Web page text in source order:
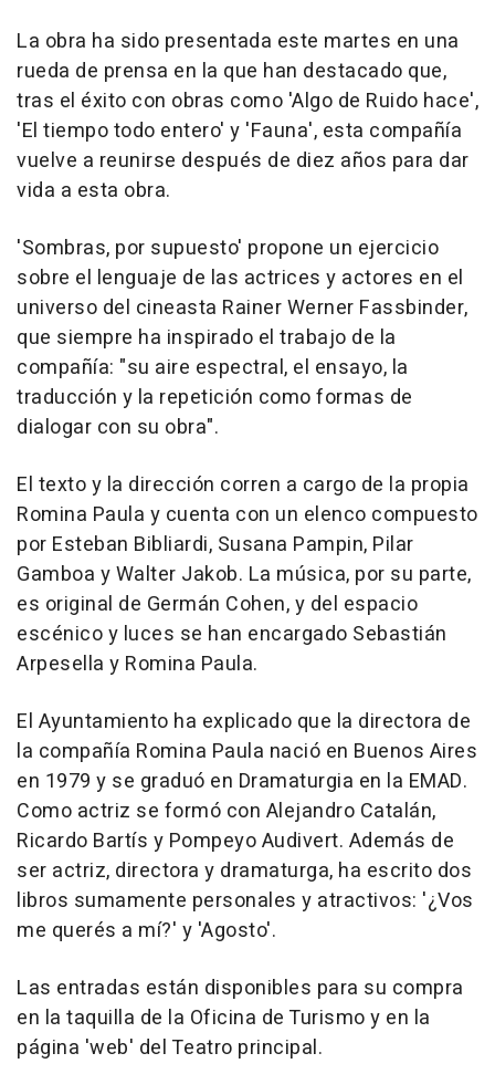
La obra ha sido presentada este martes en una
rueda de prensa en la que han destacado que,
tras el éxito con obras como 'Algo de Ruido hace',
'El tiempo todo entero' y 'Fauna', esta compañía
vuelve a reunirse después de diez años para dar
vida a esta obra.
'Sombras, por supuesto' propone un ejercicio
sobre el lenguaje de las actrices y actores en el
universo del cineasta Rainer Werner Fassbinder,
que siempre ha inspirado el trabajo de la
compañía: "su aire espectral, el ensayo, la
traducción y la repetición como formas de
dialogar con su obra".
El texto y la dirección corren a cargo de la propia
Romina Paula y cuenta con un elenco compuesto
por Esteban Bibliardi, Susana Pampin, Pilar
Gamboa y Walter Jakob. La música, por su parte,
es original de Germán Cohen, y del espacio
escénico y luces se han encargado Sebastián
Arpesella y Romina Paula.
El Ayuntamiento ha explicado que la directora de
la compañía Romina Paula nació en Buenos Aires
en 1979 y se graduó en Dramaturgia en la EMAD.
Como actriz se formó con Alejandro Catalán,
Ricardo Bartís y Pompeyo Audivert. Además de
ser actriz, directora y dramaturga, ha escrito dos
libros sumamente personales y atractivos: '¿Vos
me querés a mí?' y 'Agosto'.
Las entradas están disponibles para su compra
en la taquilla de la Oficina de Turismo y en la
página 'web' del Teatro principal.